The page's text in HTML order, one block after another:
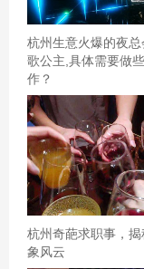
限的机会** > 我们
愿意努力和学习，
机会。在这里，你
于自己的舞台。
文案**： > **寻找
杭州生意火爆的夜总
歌公主,具体需要做
作？
杭州奇葩求职事，揭
象风云